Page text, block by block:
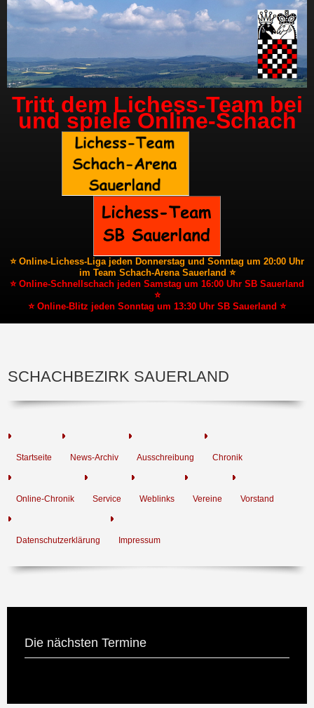
Tritt dem Lichess-Team bei
und spiele Online-Schach
⭐ Online-Lichess-Liga jeden Donnerstag und Sonntag um 20:00 Uhr
im Team Schach-Arena Sauerland ⭐
⭐ Online-Schnellschach jeden Samstag um 16:00 Uhr SB Sauerland
⭐
⭐ Online-Blitz jeden Sonntag um 13:30 Uhr SB Sauerland ⭐
SCHACHBEZIRK SAUERLAND
Startseite News-Archiv Ausschreibung Chronik
Online-Chronik Service Weblinks Vereine Vorstand
Datenschutzerklärung Impressum
Die nächsten Termine